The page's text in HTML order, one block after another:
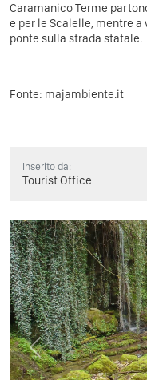
Caramanico Terme
e per le Scalelle, mentre
ponte sulla strada statale.
Fonte: majambiente.it
Inserito da:
Tourist Office
Previous